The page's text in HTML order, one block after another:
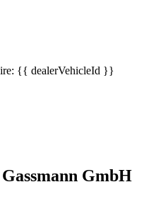
{{ dealerVehicleId }}
GmbH